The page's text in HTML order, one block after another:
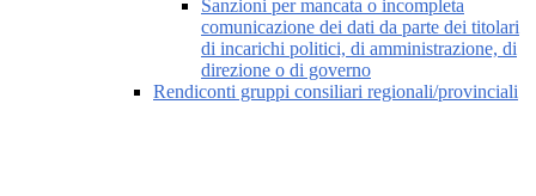
Sanzioni per mancata o incompleta
comunicazione dei dati da parte dei titolari
di incarichi politici, di amministrazione, di
direzione o di governo
Rendiconti gruppi consiliari regionali/provinciali